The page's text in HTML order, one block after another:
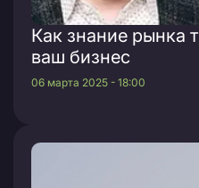
Как знание рынка
ваш бизнес
06 марта 2025 - 18:00